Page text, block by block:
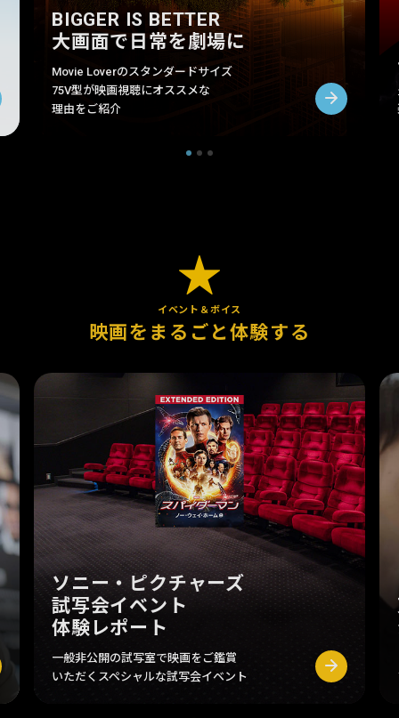
BIGGER IS BETTER
大画面で日常を劇場に
Movie Loverのスタンダードサイズ
75V型が映画視聴にオススメな
理由をご紹介
イベント＆ボイス
映画をまるごと体験する
ソニー・ピクチャーズ
試写会イベント
体験レポート
一般非公開の試写室で映画をご鑑賞
いただくスペシャルな試写会イベント